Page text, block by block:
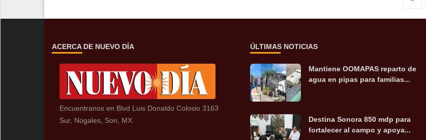
ACERCA DE NUEVO DÍA
Encuentranos en Blvd Luis Donaldo Colosio 3163
Sur, Nogales, Son, MX.
ÚLTIMAS NOTICIAS
Mantiene OOMAPAS reparto de
agua en pipas para familias...
Destina Sonora 850 mdp para
fortalecer al campo y apoya...